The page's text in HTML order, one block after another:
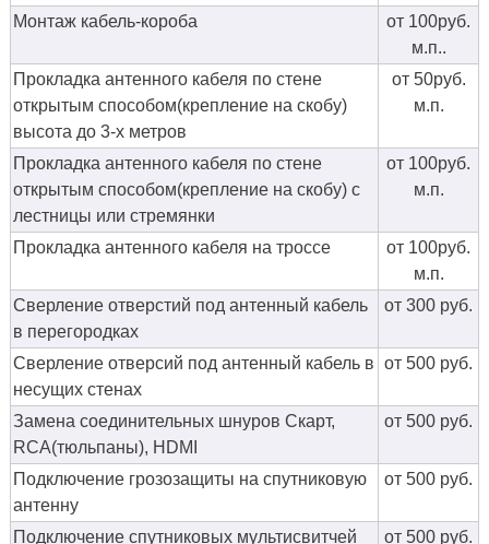
Монтаж кабель-короба
от 100руб.
м.п..
Прокладка антенного кабеля по стене
открытым способом(крепление на скобу)
высота до 3-х метров
от 50руб.
м.п.
Прокладка антенного кабеля по стене
открытым способом(крепление на скобу) с
лестницы или стремянки
от 100руб.
м.п.
Прокладка антенного кабеля на троссе
от 100руб.
м.п.
Сверление отверстий под антенный кабель
в перегородках
от 300 руб.
Сверление отверсий под антенный кабель в
несущих стенах
от 500 руб.
Замена соединительных шнуров Скарт,
RCA(тюльпаны), HDMI
от 500 руб.
Подключение грозозащиты на спутниковую
антенну
от 500 руб.
Подключение спутниковых мультисвитчей
от 500 руб.